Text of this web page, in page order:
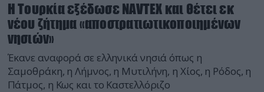
Η Τουρκία εξέδωσε NAVTEX και θέτει εκ
νέου ζήτημα «αποστρατιωτικοποιημένων
νησιών»
Έκανε αναφορά σε ελληνικά νησιά όπως η
Σαμοθράκη, η Λήμνος, η Μυτιλήνη, η Χίος, η Ρόδος, η
Πάτμος, η Κως και το Καστελλόριζο